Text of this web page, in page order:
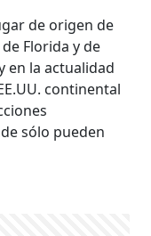
de origen de
Florida y de
en la actualidad
continental
sólo pueden